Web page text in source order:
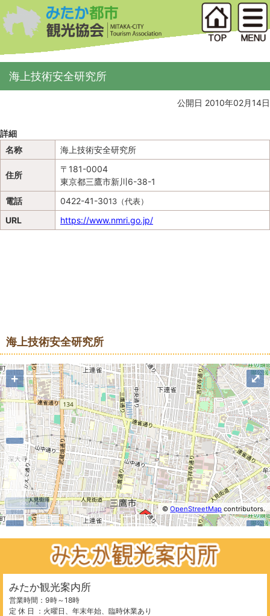
海上技術安全研究所
公開日 2010年02月14日
詳細
名称
海上技術安全研究所
住所
〒181-0004
東京都三鷹市新川6-38-1
電話
0422-41-3013（代表）
URL https://www.nmri.go.jp/
海上技術安全研究所
+
−
©OpenStreetMap contributors.
500 m
⤢
+ ⤢
みたか観光案内所
営業時間：9時～18時
定 休 日 ：火曜日、年末年始、臨時休業あり